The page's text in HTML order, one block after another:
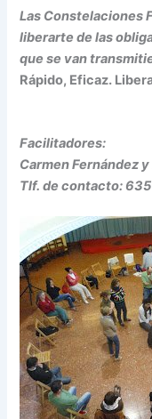
Las Constelaciones
liberarte de las
que se van
Rápido, Eficaz.
Facilitadores:
Carmen Fernández
Tlf. de contacto: